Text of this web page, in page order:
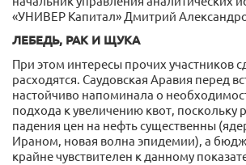
«УНИВЕР Капитал» Дмитрий
ЛЕБЕДЬ, РАК И ЩУКА
При этом интересы прочих участников
расходятся. Саудовская Аравия перед
настойчиво напоминала о
подхода к увеличению квот, поскольку
падения цен на нефть существенны
Ираном, новая волна эпидемии), а
крайне чувствителен к данному